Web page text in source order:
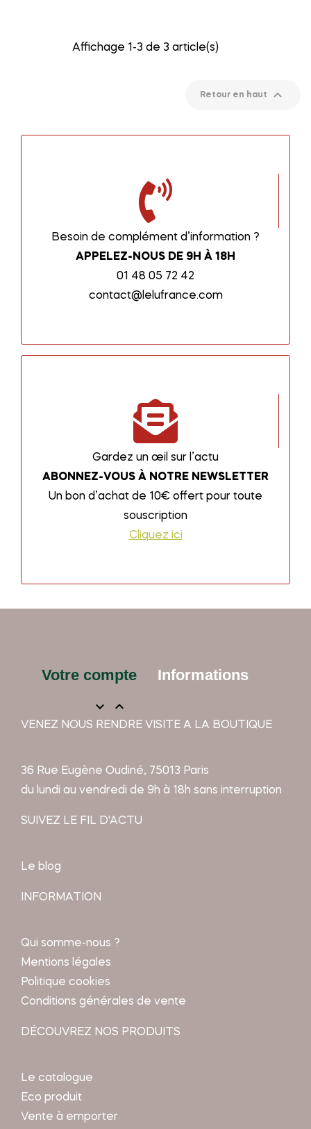
Affichage 1-3 de 3 article(s)
Retour en haut 
Besoin de complément d’information ?
APPELEZ-NOUS DE 9H À 18H
01 48 05 72 42
contact@lelufrance.com
Gardez un œil sur l’actu
ABONNEZ-VOUS À NOTRE NEWSLETTER
Un bon d’achat de 10€ offert pour toute
souscription
Cliquez ici
Votre compte
 
Informations
VENEZ NOUS RENDRE VISITE A LA BOUTIQUE
36 Rue Eugène Oudiné, 75013 Paris
du lundi au vendredi de 9h à 18h sans interruption
SUIVEZ LE FIL D'ACTU
Le blog
INFORMATION
Qui somme-nous ?
Mentions légales
Politique cookies
Conditions générales de vente
DÉCOUVREZ NOS PRODUITS
Le catalogue
Eco produit
Vente à emporter